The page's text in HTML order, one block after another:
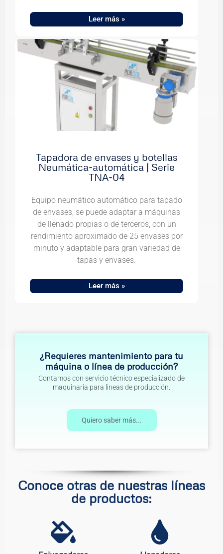
Leer más »
Tapadora de envases y botellas
Neumática-automática | Serie
TNA-04
Equipo neumático automático para tapado
de envases, se puede adaptar a máquinas
de llenado propias o de terceros, con un
rendimiento aproximado de 25 envases por
minuto y adaptable para gran variedad de
tapas y envases.
Leer más »
¿Requieres mantenimiento para tu
máquina o línea de producción?
Contamos con servicio técnico especializado de
maquinaria para lineas de producción.
Quiero saber más...
Conoce otras de nuestras líneas
de productos: